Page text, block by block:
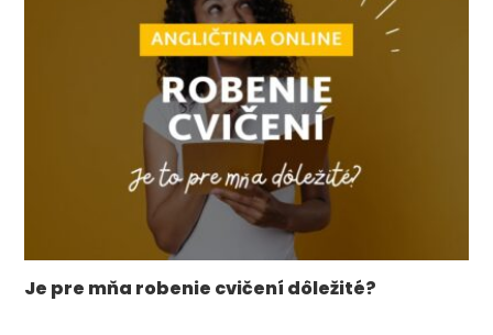
Je pre mňa robenie cvičení dôležité?